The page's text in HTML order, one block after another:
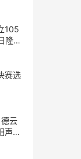
105
隆重
赛选
云
声专
风